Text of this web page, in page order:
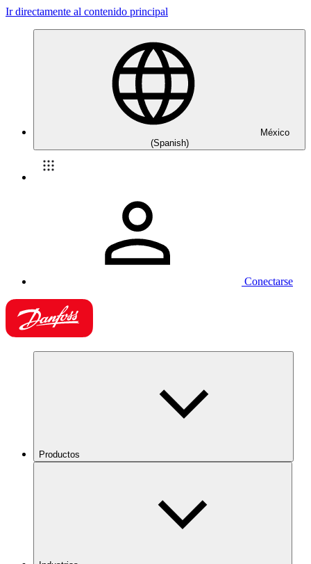
Ir directamente al contenido principal
México
(Spanish)
Conectarse
Productos